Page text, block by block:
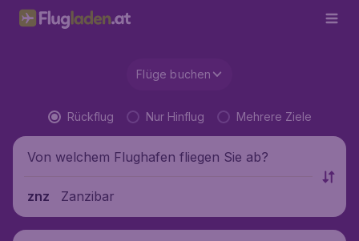
Flüge buchen
Rückflug Nur Hinflug Mehrere Ziele
Von welchem Flughafen fliegen Sie ab?
znz Zanzibar